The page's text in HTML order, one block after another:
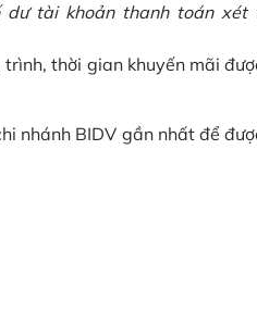
dư tài khoản thanh toán xét
thời gian khuyến mãi
nhánh BIDV gần nhất để